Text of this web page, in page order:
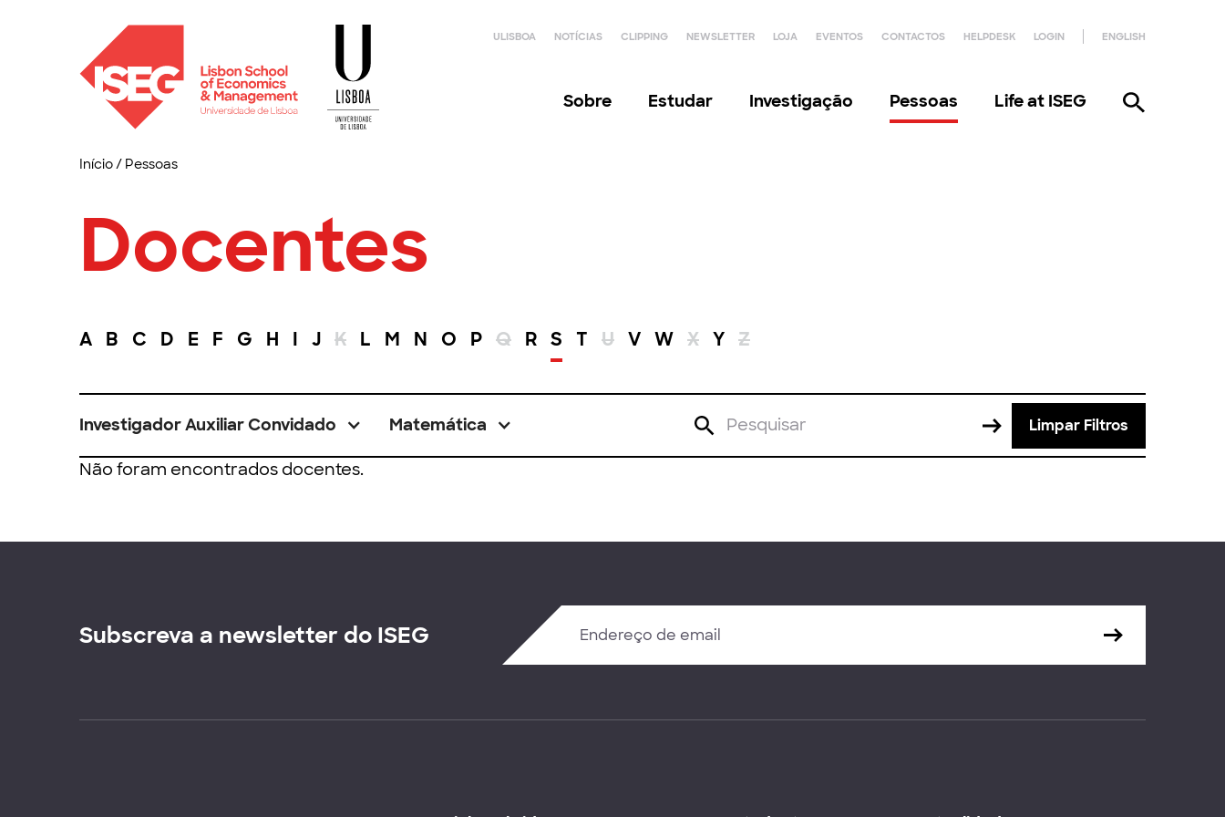
ULISBOA NOTÍCIAS CLIPPING NEWSLETTER LOJA EVENTOS CONTACTOS HELPDESK LOGIN ENGLISH
Sobre Estudar Investigação Pessoas Life at ISEG
Início/ Pessoas
Docentes
A B C D E F G H I J K L M N O P Q R S T U V W X Y Z
Investigador Auxiliar Convidado Matemática Limpar Filtros
Não foram encontrados docentes.
Subscreva a newsletter do ISEG